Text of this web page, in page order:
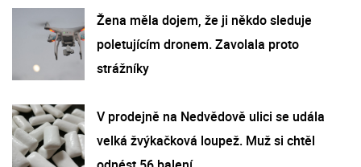
Žena měla dojem, že ji někdo sleduje
poletujícím dronem. Zavolala proto
strážníky
V prodejně na Nedvědově ulici se udála
velká žvýkačková loupež. Muž si chtěl